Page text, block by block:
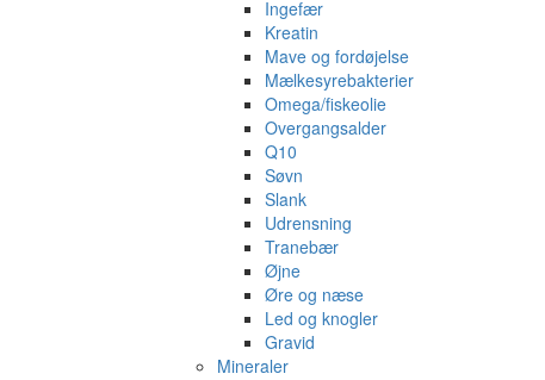
Ingefær
Kreatin
Mave og fordøjelse
Mælkesyrebakterier
Omega/fiskeolie
Overgangsalder
Q10
Søvn
Slank
Udrensning
Tranebær
Øjne
Øre og næse
Led og knogler
Gravid
Mineraler